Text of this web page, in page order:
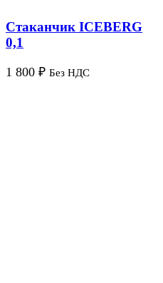
Стаканчик ICEBERG
0,1
1 800 ₽ Без НДС